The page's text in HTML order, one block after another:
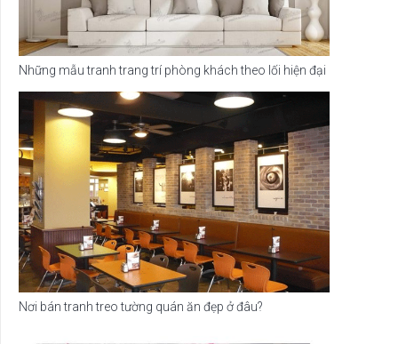
Những mẫu tranh trang trí phòng khách theo lối hiện đại
Nơi bán tranh treo tường quán ăn đẹp ở đâu?